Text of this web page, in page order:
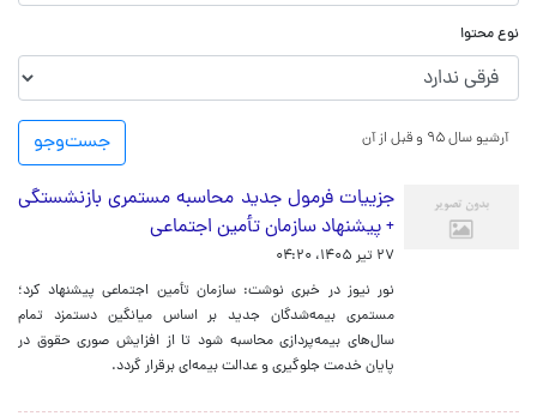
نوع محتوا
جست‌و‌جو آرشیو سال ۹۵ و قبل از آن
جزییات فرمول جدید محاسبه مستمری بازنشستگی
+ پیشنهاد سازمان تأمین اجتماعی
۲۷ تیر ۱۴۰۵، ۰۴:۲۰
نور نیوز در خبری نوشت: سازمان تأمین اجتماعی پیشنهاد کرد؛
مستمری بیمه‌شدگان جدید بر اساس میانگین دستمزد تمام
سال‌های بیمه‌پردازی محاسبه شود تا از افزایش صوری حقوق در
پایان خدمت جلوگیری و عدالت بیمه‌ای برقرار گردد.